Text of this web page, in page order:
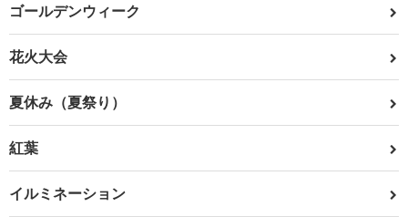
ゴールデンウィーク
花火大会
夏休み（夏祭り）
紅葉
イルミネーション